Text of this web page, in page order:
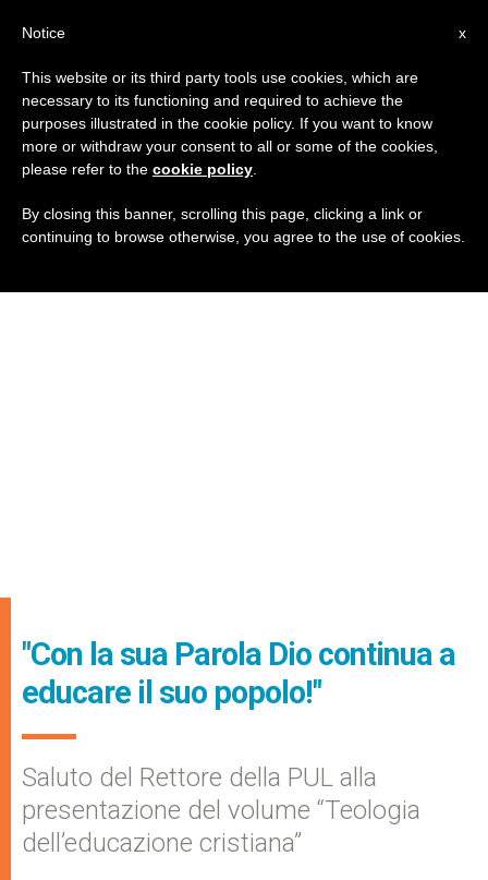
"Con la sua Parola Dio continua a
educare il suo popolo!"
Saluto del Rettore della PUL alla
presentazione del volume “Teologia
dell’educazione cristiana”
x
Notice
This website or its third party tools use cookies, which are
necessary to its functioning and required to achieve the
purposes illustrated in the cookie policy. If you want to know
more or withdraw your consent to all or some of the cookies,
please refer to the cookie policy
By closing this banner, scrolling this page, clicking a link or
continuing to browse otherwise, you agree to the use of cookies.